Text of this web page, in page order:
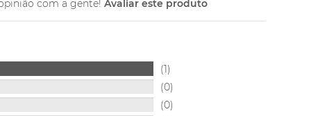
com a gente!Avaliar este produto
(1)
(0)
(0)